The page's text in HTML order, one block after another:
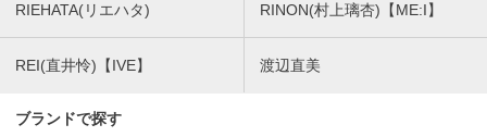
RIEHATA(リエハタ) RINON(村上璃杏)【ME:I】
REI(直井怜)【IVE】 渡辺直美
ブランドで探す